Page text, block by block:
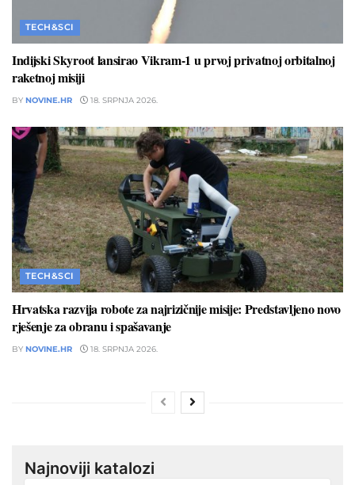
TECH&SCI
Indijski Skyroot lansirao Vikram-1 u prvoj privatnoj orbitalnoj
raketnoj misiji
BY NOVINE.HR 18. SRPNJA 2026.
TECH&SCI
Hrvatska razvija robote za najrizičnije misije: Predstavljeno novo
rješenje za obranu i spašavanje
BY NOVINE.HR 18. SRPNJA 2026.